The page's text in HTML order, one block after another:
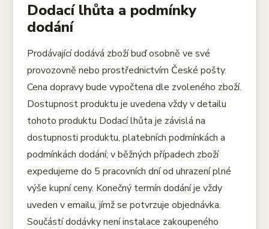
Dodací lhůta a podmínky
dodání
Prodávající dodává zboží buď osobně ve své
provozovně nebo prostřednictvím České pošty.
Cena dopravy bude vypočtena dle zvoleného zboží.
Dostupnost produktu je uvedena vždy v detailu
tohoto produktu Dodací lhůta je závislá na
dostupnosti produktu, platebních podmínkách a
podmínkách dodání; v běžných případech zboží
expedujeme do 5 pracovních dní od uhrazení plné
výše kupní ceny. Konečný termín dodání je vždy
uveden v emailu, jímž se potvrzuje objednávka.
Součástí dodávky není instalace zakoupeného